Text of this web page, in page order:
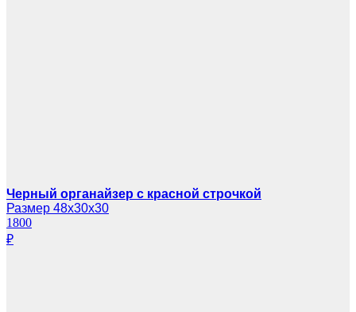
Черный органайзер с красной строчкой
Размер 48х30х30
1800
₽